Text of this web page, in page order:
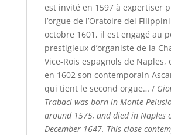
est invité en 1597 à expertiser
l’orgue de l’Oratoire dei
octobre 1601, il est engagé au
prestigieux d’organiste de la
Vice-Rois espagnols de
en 1602 son contemporain
qui tient le second orgue… /
Trabaci was born in Monte
around 1575, and died in Naples
December 1647. This close